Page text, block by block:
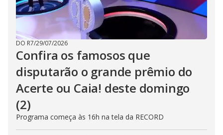
DO R7/29/07/2026
Confira os famosos que
disputarão o grande prêmio do
Acerte ou Caia! deste domingo
(2)
Programa começa às 16h na tela da RECORD